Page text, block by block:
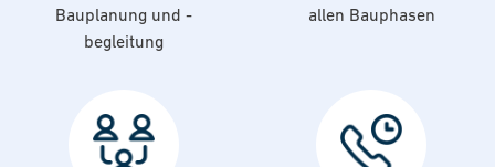
Bauplanung und -
begleitung
allen Bauphasen